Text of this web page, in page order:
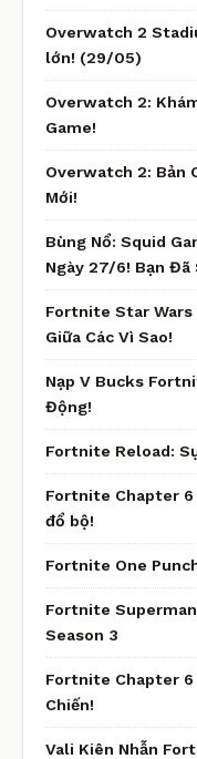
Overwatch 2
lớn! (29/05)
Overwatch 2:
Game!
Overwatch 2: Bản
Mới!
Bùng Nổ: Squid
Ngày 27/6! Bạn Đã
Fortnite Star Wars
Giữa Các Vì Sao!
Nạp V Bucks
Động!
Fortnite Reload:
Fortnite Chapter 6
đổ bộ!
Fortnite One
Fortnite
Season 3
Fortnite Chapter 6
Chiến!
Vali Kiên Nhẫn